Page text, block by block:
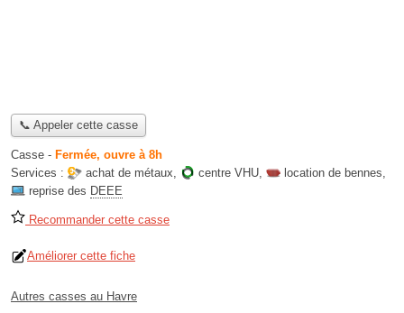
📞 Appeler cette casse
Casse - Fermée, ouvre à 8h
Services :
achat de métaux, centre VHU, location de bennes,
reprise des DEEE
Recommander cette casse
Améliorer cette fiche
Autres casses au Havre